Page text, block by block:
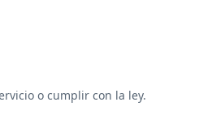
o cumplir con la ley.